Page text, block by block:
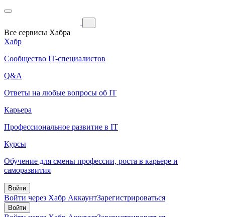
Все сервисы Хабра
Хабр
Сообщество IT-специалистов
Q&A
Ответы на любые вопросы об IT
Карьера
Профессиональное развитие в IT
Курсы
Обучение для смены профессии, роста в карьере и
саморазвития
Войти
Войти через Хабр АккаунтЗарегистрироваться
Войти